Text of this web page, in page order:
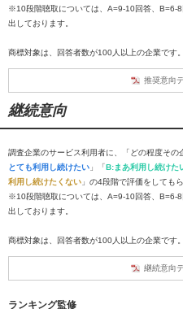
※10段階聴取については、A=9-10回答、B=6-
出しております。
商標対象は、回答者数が100人以上の企業です。
推奨意向
継続意向
調査企業のサービス利用者に、「どの程度そ
とても利用し続けたい 」「B:まあ利用し続けた
利用し続けたくない 」の4段階で評価をしても
※10段階聴取については、A=9-10回答、B=6-
出しております。
商標対象は、回答者数が100人以上の企業です。
継続意向
ランキング監修